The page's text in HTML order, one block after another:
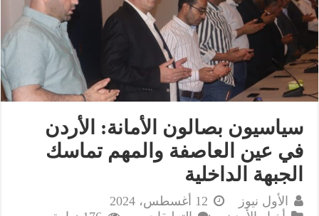
سياسيون بصالون الأمانة: الأردن
في عين العاصفة والمهم تماسك
الجبهة الداخلية
الأول نيوز
12 أغسطس، 2024